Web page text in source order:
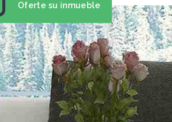
Oferte su inmueble